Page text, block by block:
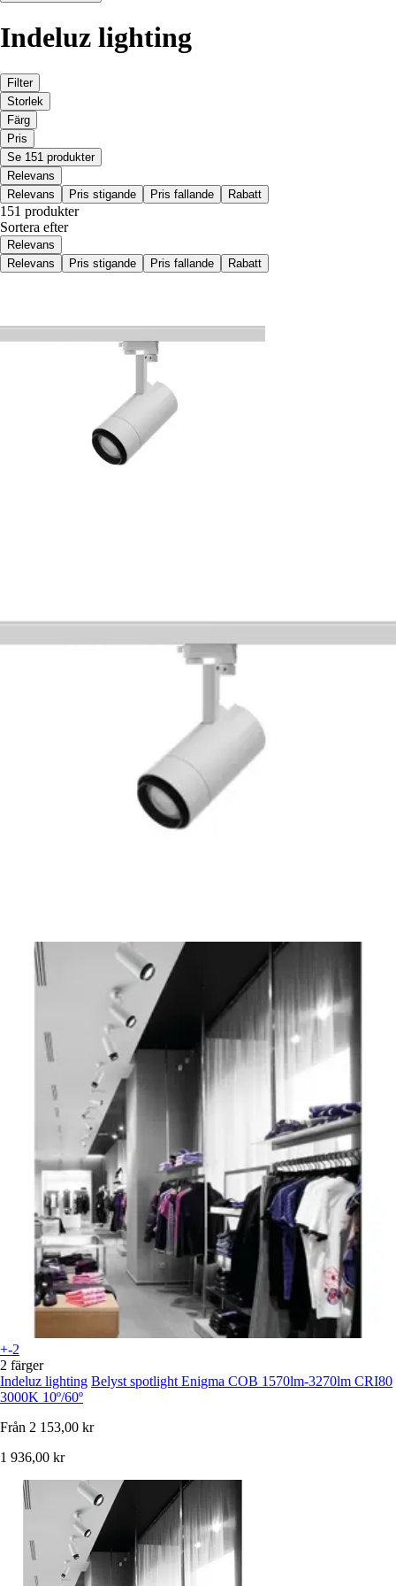
Indeluz lighting
Filter
Storlek
Färg
Pris
Se 151 produkter
Relevans
Relevans
Pris stigande Pris fallande Rabatt
151 produkter
Sortera efter
Relevans
Relevans
Pris stigande Pris fallande Rabatt
+-2
2 färger
Indeluz lighting Belyst spotlight Enigma COB 1570lm-3270lm CRI80
3000K 10º/60º
Från 2 153,00 kr
1 936,00 kr